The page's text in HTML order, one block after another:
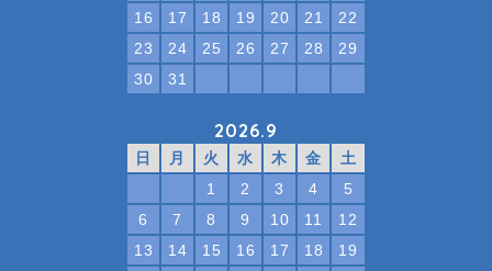
16
17 18 19 20 21
22
23
24 25 26 27 28
29
30
31
2026.9
日 月 火 水 木 金
土
1
2 3 4
5
6
7 8 9 10 11
12
13
14 15 16 17 18
19